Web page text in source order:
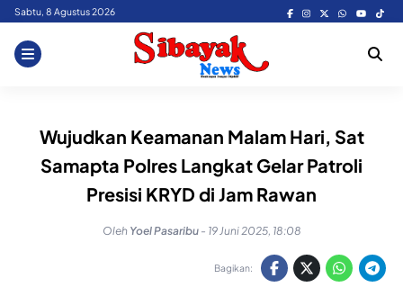
Skip
content
Sabtu, 8 Agustus 2026
Wujudkan Keamanan Malam Hari, Sat
Samapta Polres Langkat Gelar Patroli
Presisi KRYD di Jam Rawan
Oleh Yoel Pasaribu - 19 Juni 2025, 18:08
Bagikan: